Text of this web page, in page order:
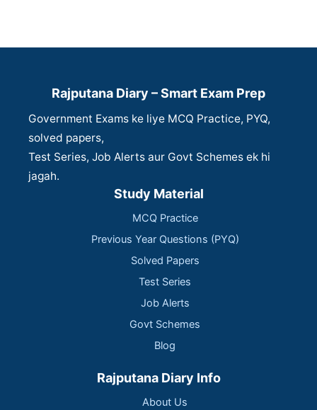
Rajputana Diary – Smart Exam Prep
Government Exams ke liye MCQ Practice, PYQ,
solved papers,
Test Series, Job Alerts aur Govt Schemes ek hi
jagah.
Study Material
MCQ Practice
Previous Year Questions (PYQ)
Solved Papers
Test Series
Job Alerts
Govt Schemes
Blog
Rajputana Diary Info
About Us